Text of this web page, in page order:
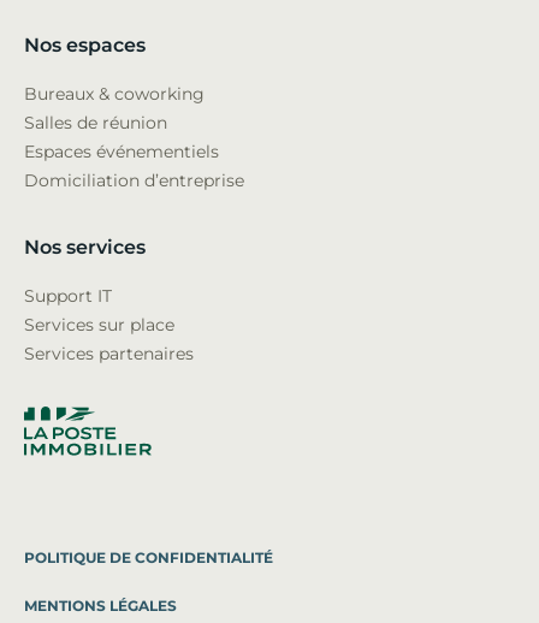
Nos espaces
Bureaux & coworking
Salles de réunion
Espaces événementiels
Domiciliation d’entreprise
Nos services
Support IT
Services sur place
Services partenaires
POLITIQUE DE CONFIDENTIALITÉ
MENTIONS LÉGALES